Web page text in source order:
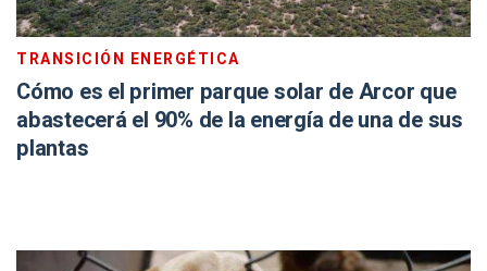
TRANSICIÓN ENERGÉTICA
Cómo es el primer parque solar de Arcor que
abastecerá el 90% de la energía de una de sus
plantas